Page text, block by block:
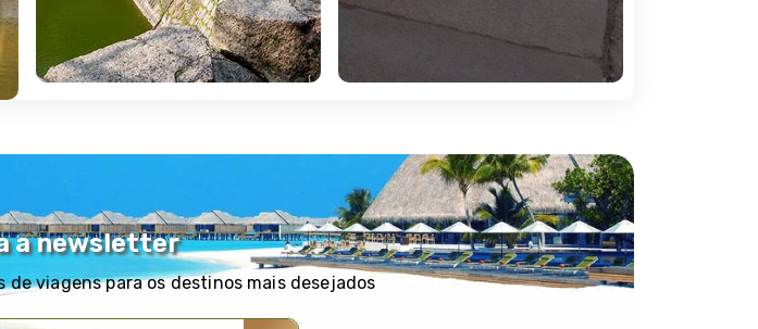
uma visita (opcional) de dia inteiro a Hiroshima e Miyajima, com almoço
destino a Hiroshima. Chegada e início da visita da cidade, com guia em
Cúpula da Bomba Atómica. Continuação em ferry até Miyajima para visitar o
de ferry a Hiroshima e nova viagem de comboio de alta velocidade até
a newsletter
de viagens para os destinos mais desejados